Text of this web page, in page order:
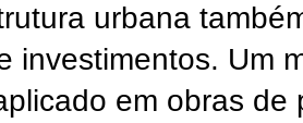
urbana
investimentos. Um
em obras de